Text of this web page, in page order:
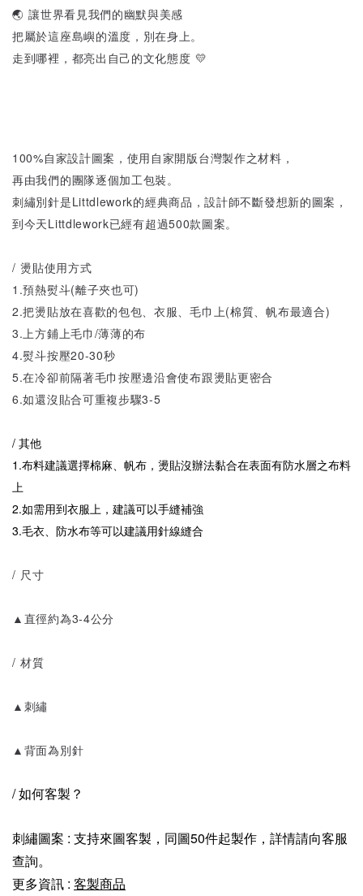
🌏 讓世界看見我們的幽默與美感
把屬於這座島嶼的溫度，別在身上。
走到哪裡，都亮出自己的文化態度 💛
100%自家設計圖案，使用自家開版台灣製作之材料，
再由我們的團隊逐個加工包裝。
刺繡別針是Littdlework的經典商品，設計師不斷發想新的圖案，
到今天Littdlework已經有超過500款圖案。
/ 燙貼使用方式
1.預熱熨斗(離子夾也可)
2.把燙貼放在喜歡的包包、衣服、毛巾上(棉質、帆布最適合)
3.上方鋪上毛巾/薄薄的布
4.熨斗按壓20-30秒
5.在冷卻前隔著毛巾按壓邊沿會使布跟燙貼更密合
6.如還沒貼合可重複步驟3-5
/ 其他
1.布料建議選擇棉麻、帆布，燙貼沒辦法黏合在表面有防水層之布料
上
2.如需用到衣服上，建議可以手縫補強
3.毛衣、防水布等可以建議用針線縫合
/ 尺寸
▲直徑約為3-4公分
/ 材質
▲刺繡
▲背面為別針
/ 如何客製？
刺繡圖案 : 支持來圖客製，同圖50件起製作，詳情請向客服
查詢。
更多資訊 : 客製商品